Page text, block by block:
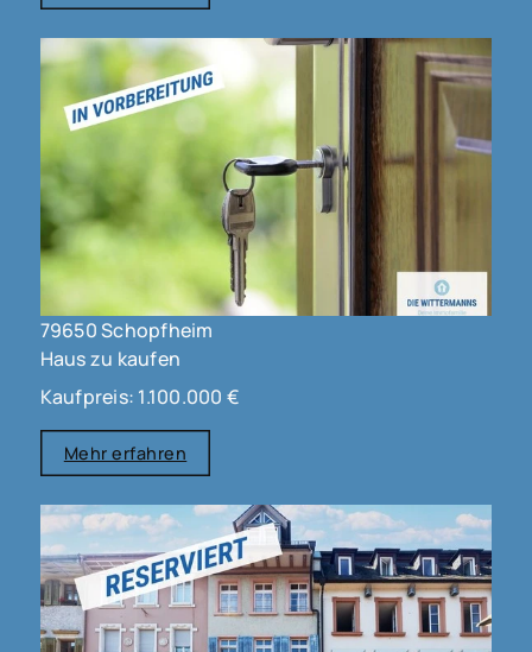
79650 Schopfheim
Haus zu kaufen
Kaufpreis: 1.100.000 €
Mehr erfahren